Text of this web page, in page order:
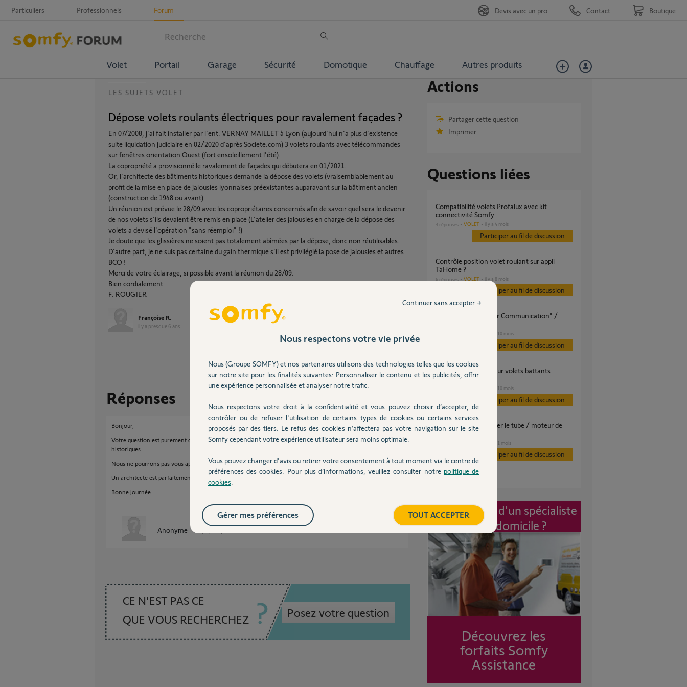
Particuliers Professionnels Forum
Volet Portail Garage Sécurité Domotique Chauffage Autres produits
Devis avec un pro Contact Boutique
LES SUJETS VOLET
Dépose volets roulants électriques pour ravalement façades ?
En 07/2008, j'ai fait installer par l'ent. VERNAY MAILLET à Lyon (aujourd'hui n'a plus d'existence
suite liquidation judiciaire en 02/2020 d'après Societe.com) 3 volets roulants avec télécommandes
sur fenêtres orientation Ouest (fort ensoleillement l'été).
La copropriété a provisionné le ravalement de façades qui débutera en 01/2021.
Or, l'architecte des bâtiments historiques demande la dépose des volets (vraisemblablement au
profit de la mise en place de jalousies lyonnaises préexistantes auparavant sur la bâtiment ancien
(construction de 1948 ou avant).
Un réunion est prévue le 28/09 avec les copropriétaires concernés afin de savoir quel sera le devenir
de nos volets s'ils devaient être remis en place (L'atelier des jalousies en charge de la dépose des
volets a devisé l'opération "sans réemploi" !)
Je doute que les glissières ne soient pas totalement abîmées par la dépose, donc non réutilisables.
D'autre part, je ne suis pas certaine du gain thermique s'il est privilégié la pose de jalousies et autres
BCO !
Merci de votre éclairage, si possible avant la réunion du 28/09.
Bien cordialement.
F. ROUGIER
Françoise R.
il y a presque 6 ans
Participer au fil de discussion
Réponses
Bonjour,
Votre question est purement d'ordre administrative du bâtiment et de ses contournement
historiques.
Nous ne pourrons pas vous apporter de réponse.
Un architecte est parfaitement en mesure d'informer sur les thermie de chaque fermeture.
Bonne journée
Anonyme
CE N'EST PAS CE
QUE VOUS RECHERCHEZ
Posez votre question
Actions
Partager cette question
Imprimer
Questions liées
Compatibilité volets Profalux avec kit
connectivité Somfy
3 réponses VOLET il y a 4 mois
Participer au fil de discussion
contrôle position volet roulant sur appli
TaHome ?
6 réponses VOLET il y a 8 mois
Participer au fil de discussion
il y a 10 mois
Participer au fil de discussion
Rallonges de bras pour volets battants
électriques
il y a 10 mois
Participer au fil de discussion
Bloqué pour démonter le tube / moteur de
volet roulant
il y a 11 mois
Participer au fil de discussion
Intervention d'un spécialiste
à mon domicile ?
Découvrez les
forfaits Somfy
Assistance
Nous respectons votre vie privée
Nous (Groupe SOMFY) et nos partenaires utilisons des technologies telles que les cookies
sur notre site pour les finalités suivantes: Personnaliser le contenu et les publicités, offrir
une expérience personnalisée et analyser notre trafic.
Nous respectons votre droit à la confidentialité et vous pouvez choisir d’accepter, de
contrôler ou de refuser l'utilisation de certains types de cookies ou certains services
proposés par des tiers. Le refus des cookies n’affectera pas votre navigation sur le site
Somfy cependant votre expérience utilisateur sera moins optimale.
Vous pouvez changer d'avis ou retirer votre consentement à tout moment via le centre de
préférences des cookies. Pour plus d’informations, veuillez consulter notre politique de
cookies
Continuer sans accepter →
TOUT ACCEPTER
Gérer mes préférences